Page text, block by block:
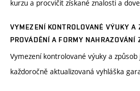
kurzu a procvičit získané znalosti a
VYMEZENÍ KONTROLOVANÉ VÝUKY A
PROVÁDĚNÍ A FORMY NAHRAZOVÁNÍ
Vymezení kontrolované výuky a
každoročně aktualizovaná vyhláška